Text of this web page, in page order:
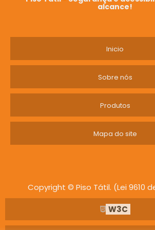
eficiência em suas construções!
podemos colaborar para o
empreendimentos.
alcance!
Inicio
Sobre nós
Produtos
Mapa do site
Copyright © Piso Tátil. (Lei 9610
W3C